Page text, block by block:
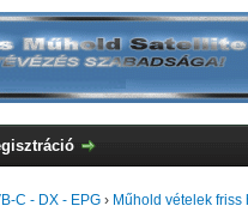
C - DX - EPG › Műhold vételek friss